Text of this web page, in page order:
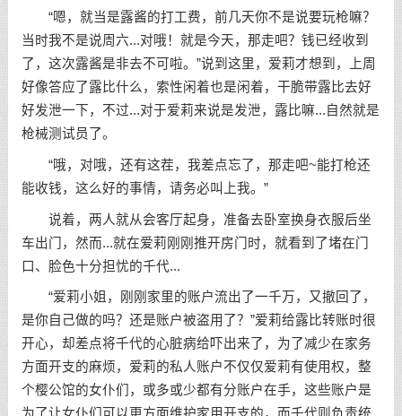
“嗯，就当是露酱的打工费，前几天你不是说要玩枪嘛？
当时我不是说周六...对哦！就是今天，那走吧？钱已经收到
了，这次露酱是非去不可啦。”说到这里，爱莉才想到，上周
好像答应了露比什么，索性闲着也是闲着，干脆带露比去好
好发泄一下，不过...对于爱莉来说是发泄，露比嘛...自然就是
枪械测试员了。
“哦，对哦，还有这茬，我差点忘了，那走吧~能打枪还
能收钱，这么好的事情，请务必叫上我。”
说着，两人就从会客厅起身，准备去卧室换身衣服后坐
车出门，然而...就在爱莉刚刚推开房门时，就看到了堵在门
口、脸色十分担忧的千代...
“爱莉小姐，刚刚家里的账户流出了一千万，又撤回了，
是你自己做的吗？还是账户被盗用了？”爱莉给露比转账时很
开心，却差点将千代的心脏病给吓出来了，为了减少在家务
方面开支的麻烦，爱莉的私人账户不仅仅爱莉有使用权，整
个樱公馆的女仆们，或多或少都有分账户在手，这些账户是